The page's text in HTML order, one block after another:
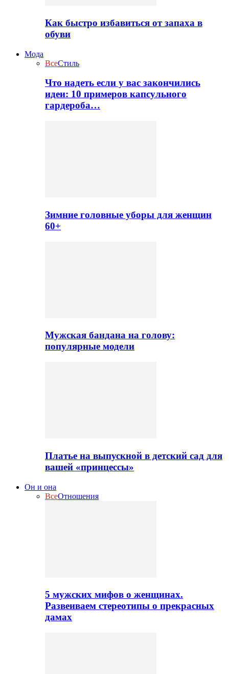
Как быстро избавиться от запаха в
обуви
Мода
ВсеСтиль
Что надеть если у вас закончились
идеи: 10 примеров капсульного
гардероба…
Зимние головные уборы для женщин
60+
Мужская бандана на голову:
популярные модели
Платье на выпускной в детский сад для
вашей «принцессы»
Он и она
ВсеОтношения
5 мужских мифов о женщинах.
Развеиваем стереотипы о прекрасных
дамах